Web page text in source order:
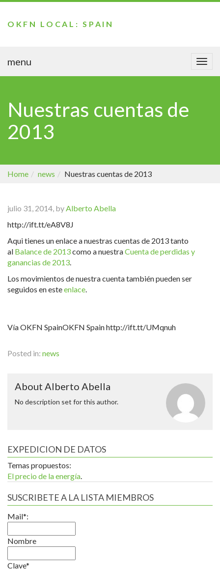
OKFN LOCAL: SPAIN
menu
Nuestras cuentas de
2013
Home news Nuestras cuentas de 2013
julio 31, 2014, byAlberto Abella
http://ift.tt/eA8V8J
Aqui tienes un enlace a nuestras cuentas de 2013 tanto
al Balance de 2013como a nuestraCuenta de perdidas y
ganancias de 2013.
Los movimientos de nuestra cuenta también pueden ser
seguidos en esteenlace.
Vía OKFN SpainOKFN Spain http://ift.tt/UMqnuh
Posted in: news
About Alberto Abella
No description set for this author.
EXPEDICION DE DATOS
Temas propuestos:
El precio de la energía.
SUSCRIBETE A LA LISTA MIEMBROS
Mail*:
Nombre
Clave*